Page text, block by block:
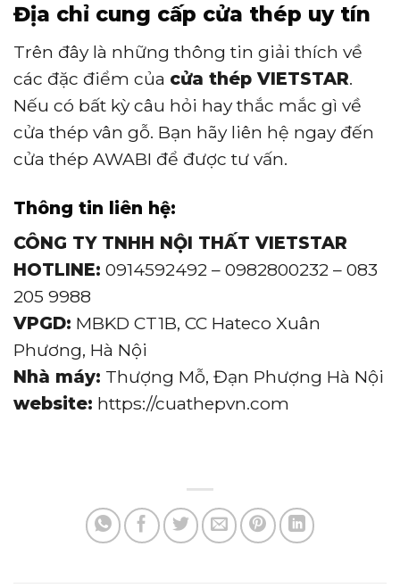
Địa chỉ cung cấp cửa thép uy tín
Trên đây là những thông tin giải thích về
các đặc điểm của cửa thép VIETSTAR.
Nếu có bất kỳ câu hỏi hay thắc mắc gì về
cửa thép vân gỗ. Bạn hãy liên hệ ngay đến
cửa thép AWABI để được tư vấn.
Thông tin liên hệ:
CÔNG TY TNHH NỘI THẤT VIETSTAR
HOTLINE: 0914592492 – 0982800232 – 083
205 9988
VPGD: MBKD CT1B, CC Hateco Xuân
Phương, Hà Nội
Nhà máy: Thượng Mỗ, Đạn Phượng Hà Nội
website: https://cuathepvn.com